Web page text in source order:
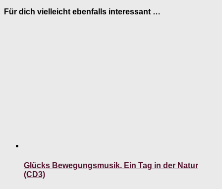
Für dich vielleicht ebenfalls interessant …
Glücks Bewegungsmusik. Ein Tag in der Natur
(CD3)